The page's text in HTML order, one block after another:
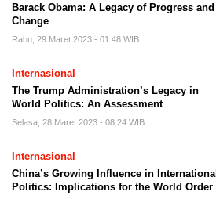
Barack Obama: A Legacy of Progress and
Change
Rabu, 29 Maret 2023 - 01:48 WIB
Internasional
The Trump Administration’s Legacy in
World Politics: An Assessment
Selasa, 28 Maret 2023 - 08:24 WIB
Internasional
China’s Growing Influence in International
Politics: Implications for the World Order